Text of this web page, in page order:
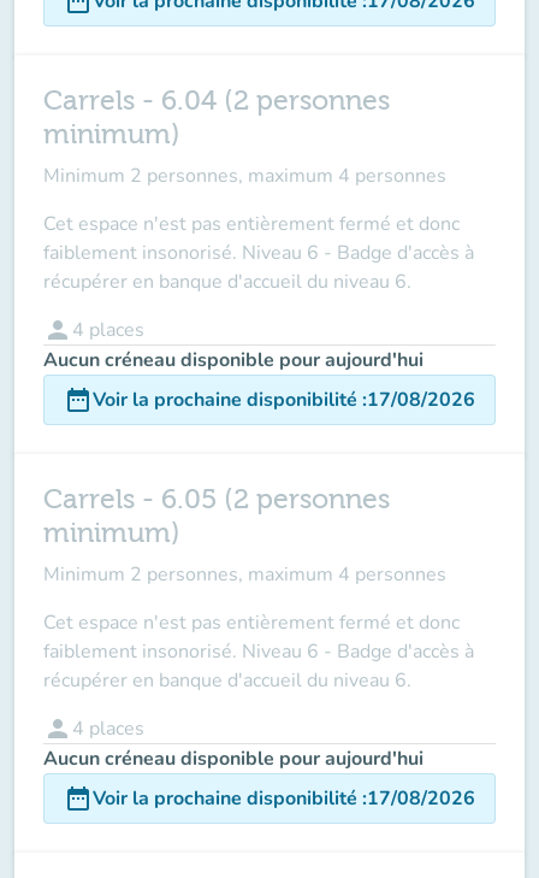
Carrels - 6.04 (2 personnes
minimum)
Minimum 2 personnes, maximum 4 personnes
Cet espace n'est pas entièrement fermé et donc
faiblement insonorisé. Niveau 6 - Badge d'accès à
récupérer en banque d'accueil du niveau 6.
person 4 places
Aucun créneau disponible pour aujourd'hui
date_rangeVoir la prochaine disponibilité :17/08/2026
Carrels - 6.05 (2 personnes
minimum)
Minimum 2 personnes, maximum 4 personnes
Cet espace n'est pas entièrement fermé et donc
faiblement insonorisé. Niveau 6 - Badge d'accès à
récupérer en banque d'accueil du niveau 6.
person 4 places
Aucun créneau disponible pour aujourd'hui
date_rangeVoir la prochaine disponibilité :17/08/2026